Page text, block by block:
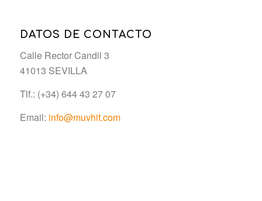
DATOS DE CONTACTO
Calle Rector Candil 3
41013 SEVILLA
Tlf.: (+34) 644 43 27 07
Email: info@muvhit.com